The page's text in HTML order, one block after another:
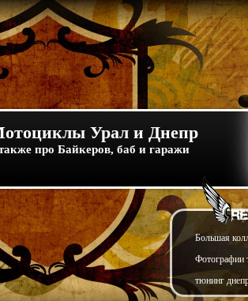
Урал и Днепр
про Байкеров, баб и гаражи
Большая
Фотографии
тюнинг